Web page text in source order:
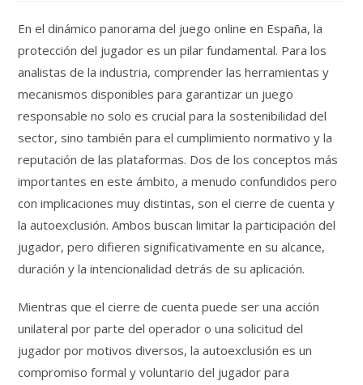
En el dinámico panorama del juego online en España, la
protección del jugador es un pilar fundamental. Para los
analistas de la industria, comprender las herramientas y
mecanismos disponibles para garantizar un juego
responsable no solo es crucial para la sostenibilidad del
sector, sino también para el cumplimiento normativo y la
reputación de las plataformas. Dos de los conceptos más
importantes en este ámbito, a menudo confundidos pero
con implicaciones muy distintas, son el cierre de cuenta y
la autoexclusión. Ambos buscan limitar la participación del
jugador, pero difieren significativamente en su alcance,
duración y la intencionalidad detrás de su aplicación.
Mientras que el cierre de cuenta puede ser una acción
unilateral por parte del operador o una solicitud del
jugador por motivos diversos, la autoexclusión es un
compromiso formal y voluntario del jugador para